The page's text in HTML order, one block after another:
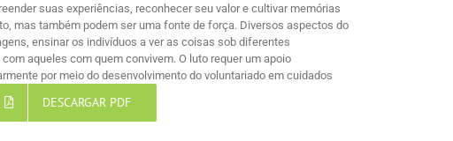
suas experiências, reconhecer seu valor e cultivar memórias
mas também podem ser uma fonte de força. Diversos aspectos do
ensinar os indivíduos a ver as coisas sob diferentes
aqueles com quem convivem. O luto requer um apoio
por meio do desenvolvimento do voluntariado em cuidados
DESCARGAR PDF